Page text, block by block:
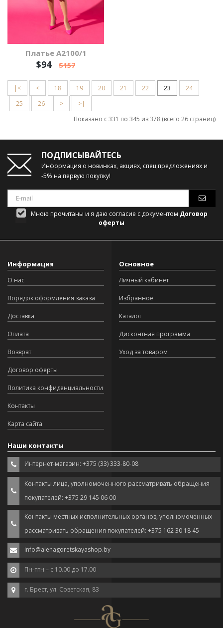
Платье А2100/1
$94 $157
|< < 18 19 20 21 22 23
24
25
26 >
>|
Показано с 331 по 345 из 378 (всего 26 страниц)
ПОДПИСЫВАЙТЕСЬ
Информация о новинках, акциях, спец.предложениях и
-5% на первую покупку!
Мною прочитаны и я даю согласие с документом Договор
оферты
Информация
О нас
Порядок оформления заказа
Доставка
Оплата
Возврат
Договор оферты
Политика конфиденциальности
Контакты
Карта сайта
Основное
Личный кабинет
Избранное
Каталог
Дисконтная программа
Уход за товаром
Наши контакты
Интернет-магазин: +375 (33) 333-80-08
Контакты лица, уполномоченного рассматривать обращения
покупателей: +375 29 145 06 00
Контакты местных исполнительных органов, уполномоченных
рассматривать обращения покупателей: +375 162 30 18 45
info@alenagoretskayashop.by
Пн-птн – с 10.00 до 17.00
г. Брест, ул. Советская, 83